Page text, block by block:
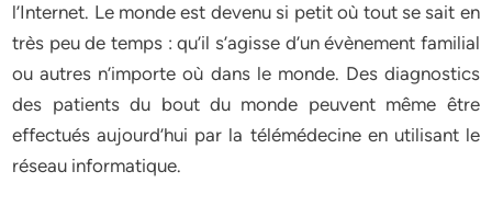
l’Internet. Le monde est devenu si petit où tout se sait en
très peu de temps : qu’il s’agisse d’un évènement familial
ou autres n’importe où dans le monde. Des diagnostics
des patients du bout du monde peuvent même être
effectués aujourd’hui par la télémédecine en utilisant le
réseau informatique.